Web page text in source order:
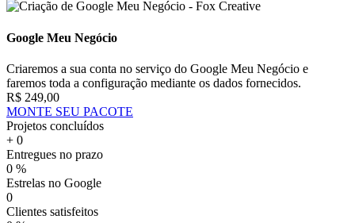
Google Meu Negócio
Criaremos a sua conta no serviço do Google Meu Negócio e
faremos toda a configuração mediante os dados fornecidos.
R$ 249,00
MONTE SEU PACOTE
Projetos concluídos
+ 0
Entregues no prazo
0 %
Estrelas no Google
0
Clientes satisfeitos